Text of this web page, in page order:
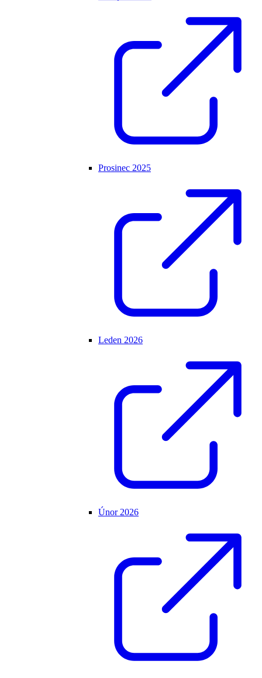
Prosinec 2025
Leden 2026
Únor 2026